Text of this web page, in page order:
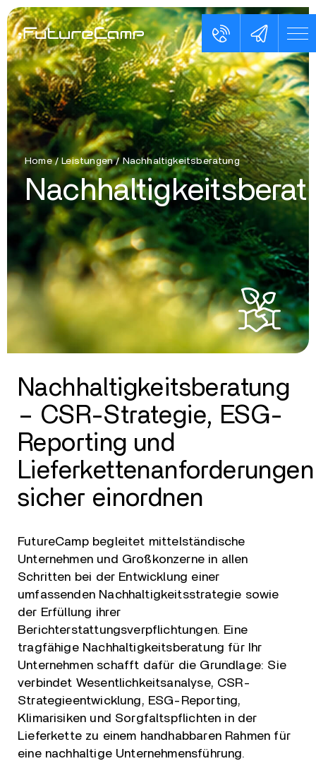
Home/ Leistungen/Nachhaltigkeitsberatung
Nachhaltigkeitsberatung
– CSR-Strategie, ESG-
Reporting und
Lieferkettenanforderungen
sicher einordnen
FutureCamp begleitet mittelständische
Unternehmen und Großkonzerne in allen
Schritten bei der Entwicklung einer
umfassenden Nachhaltigkeitsstrategie sowie
der Erfüllung ihrer
Berichterstattungsverpflichtungen. Eine
tragfähige Nachhaltigkeitsberatung für Ihr
Unternehmen schafft dafür die Grundlage: Sie
verbindet Wesentlichkeitsanalyse, CSR-
Strategieentwicklung, ESG-Reporting,
Klimarisiken und Sorgfaltspflichten in der
Lieferkette zu einem handhabbaren Rahmen für
eine nachhaltige Unternehmensführung.